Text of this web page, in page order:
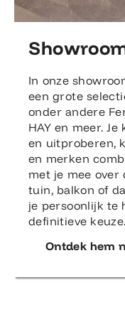
In onze
een grote
onder andere
HAY en meer.
en uitproberen,
en merken
met je mee over
tuin, balkon of
je persoonlijk te
definitieve keuze.
Ontdek hem